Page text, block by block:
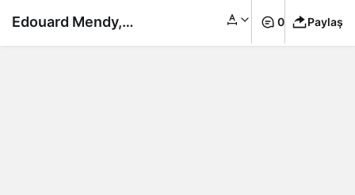
Edouard Mendy, 0 Paylaş